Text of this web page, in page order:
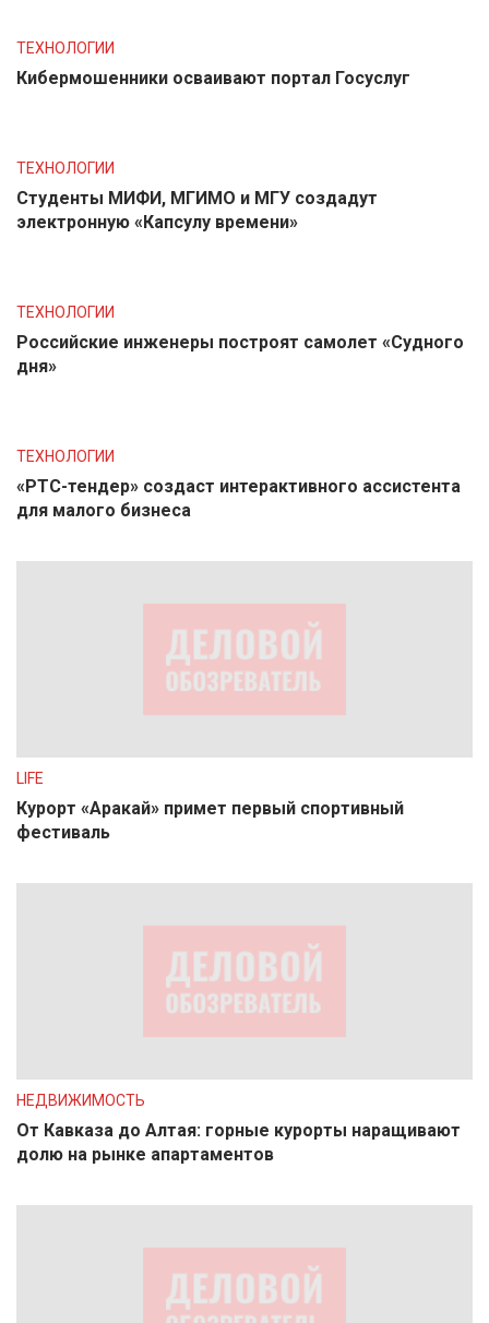
ТЕХНОЛОГИИ
Кибермошенники осваивают портал Госуслуг
ТЕХНОЛОГИИ
Студенты МИФИ, МГИМО и МГУ создадут
электронную «Капсулу времени»
ТЕХНОЛОГИИ
Российские инженеры построят самолет «Судного
дня»
ТЕХНОЛОГИИ
«РТС-тендер» создаст интерактивного ассистента
для малого бизнеса
LIFE
Курорт «Аракай» примет первый спортивный
фестиваль
НЕДВИЖИМОСТЬ
От Кавказа до Алтая: горные курорты наращивают
долю на рынке апартаментов